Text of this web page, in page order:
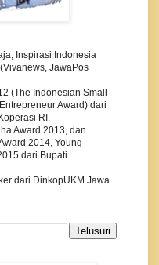
Inspirasi Indonesia
JawaPos
(The Indonesian Small
Award) dari
RI.
Award 2013, dan
2014, Young
dari Bupati
dari DinkopUKM Jawa